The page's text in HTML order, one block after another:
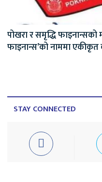
पोखरा र समृद्धि फाइनान्सको
फाइनान्स’को नाममा एकीकृत
STAY CONNECTED